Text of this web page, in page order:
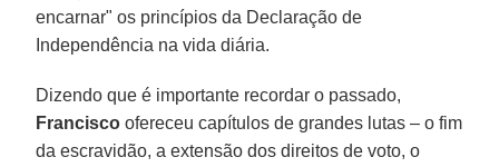
encarnar" os princípios da Declaração de
Independência na vida diária.
Dizendo que é importante recordar o passado,
Francisco ofereceu capítulos de grandes lutas – o fim
da escravidão, a extensão dos direitos de voto, o